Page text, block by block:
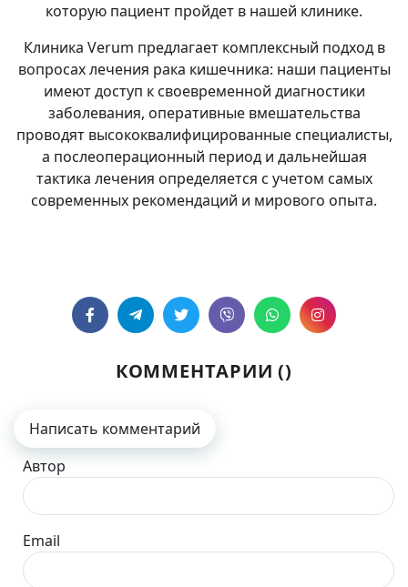
которую пациент пройдет в нашей клинике.
Клиника Verum предлагает комплексный подход в
вопросах лечения рака кишечника: наши пациенты
имеют доступ к своевременной диагностики
заболевания, оперативные вмешательства
проводят высококвалифицированные специалисты,
а послеоперационный период и дальнейшая
тактика лечения определяется с учетом самых
современных рекомендаций и мирового опыта.
КОММЕНТАРИИ ()
Написать комментарий
Автор
Email